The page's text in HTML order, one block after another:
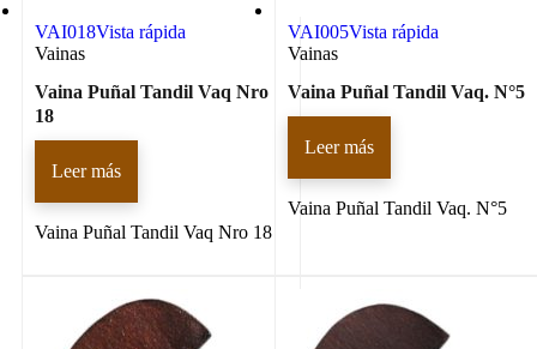
VAI018Vista rápida
Vainas
Vaina Puñal Tandil Vaq Nro
18
Leer más
Vaina Puñal Tandil Vaq Nro 18
VAI005Vista rápida
Vainas
Vaina Puñal Tandil Vaq. N°5
Leer más
Vaina Puñal Tandil Vaq. N°5